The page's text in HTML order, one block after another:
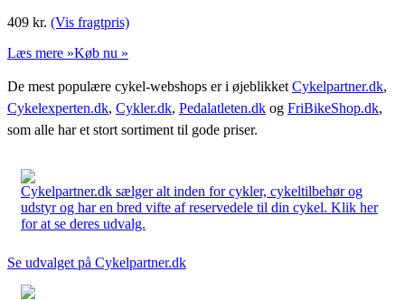
409 kr. (Vis fragtpris)
Læs mere »Køb nu »
De mest populære cykel-webshops er i øjeblikket Cykelpartner.dk,
Cykelexperten.dk, Cykler.dk, Pedalatleten.dk og FriBikeShop.dk,
som alle har et stort sortiment til gode priser.
Cykelpartner.dk sælger alt inden for cykler, cykeltilbehør og
udstyr og har en bred vifte af reservedele til din cykel. Klik her
for at se deres udvalg.
Se udvalget på Cykelpartner.dk